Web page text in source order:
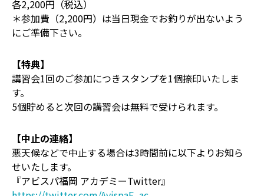
各2,200円（税込）
＊参加費（2,200円）は当日現金でお釣りが出ないよう
にご準備下さい。
【特典】
講習会1回のご参加につきスタンプを1個捺印いたしま
す。
5個貯めると次回の講習会は無料で受けられます。
【中止の連絡】
悪天候などで中止する場合は3時間前に以下よりお知ら
せいたします。
『アビスパ福岡 アカデミーTwitter』